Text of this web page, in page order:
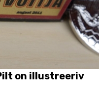
on illustreeriv